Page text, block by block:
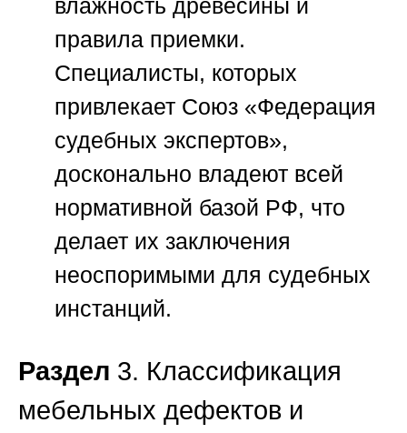
влажность древесины и
правила приемки.
Специалисты, которых
привлекает Союз «Федерация
судебных экспертов»,
досконально владеют всей
нормативной базой РФ, что
делает их заключения
неоспоримыми для судебных
инстанций.
Раздел 3. Классификация
мебельных дефектов и